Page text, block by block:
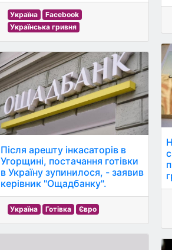
Україна
Facebook
Українська гривня
Після арешту інкасаторів в
Угорщині, постачання готівки
в Україну зупинилося, - заявив
керівник "Ощадбанку".
Україна Готівка Євро